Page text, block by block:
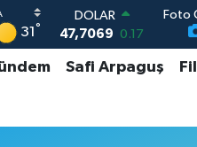
31 °
DOLAR
47,7069 0.17
EURO
55,0265 0.01
GRAM ALTIN
Foto
Safi Arpaguş